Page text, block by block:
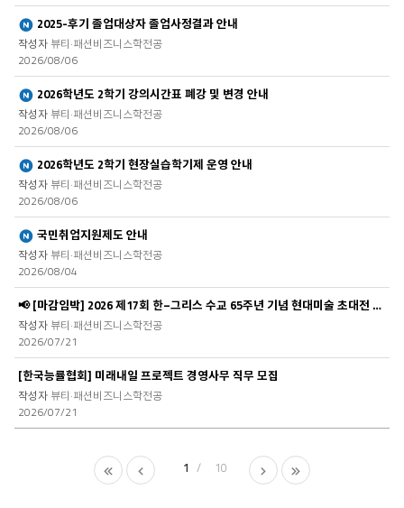
새글
2025-후기 졸업대상자 졸업사정결과 안내
뷰티·패션비즈니스학전공
2026/08/06
새글
2026학년도 2학기 강의시간표 폐강 및 변경 안내
뷰티·패션비즈니스학전공
2026/08/06
새글
2026학년도 2학기 현장실습학기제 운영 안내
뷰티·패션비즈니스학전공
2026/08/06
새글
국민취업지원제도 안내
뷰티·패션비즈니스학전공
2026/08/04
📢 [마감임박] 2026 제17회 한–그리스 수교 65주년 기념 현대미술 초대전 참가 ..
뷰티·패션비즈니스학전공
2026/07/21
[한국능률협회] 미래내일 프로젝트 경영사무 직무 모집
뷰티·패션비즈니스학전공
2026/07/21
1 10